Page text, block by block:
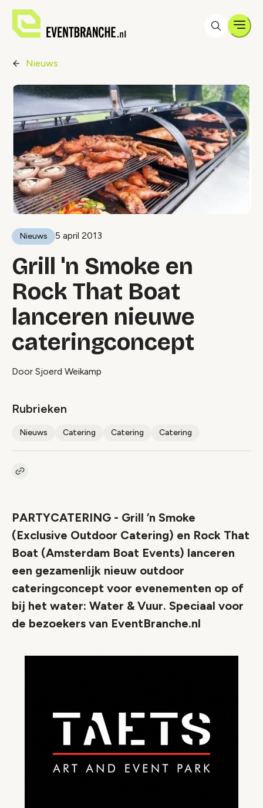
Nieuws
Nieuws 5 april 2013
Grill 'n Smoke en
Rock That Boat
lanceren nieuwe
cateringconcept
Door Sjoerd Weikamp
Rubrieken
Nieuws Catering Catering Catering
Kopieer link naar artikel
PARTYCATERING - Grill ’n Smoke
(Exclusive Outdoor Catering) en Rock That
Boat (Amsterdam Boat Events) lanceren
een gezamenlijk nieuw outdoor
cateringconcept voor evenementen op of
bij het water: Water & Vuur. Speciaal voor
de bezoekers van EventBranche.nl